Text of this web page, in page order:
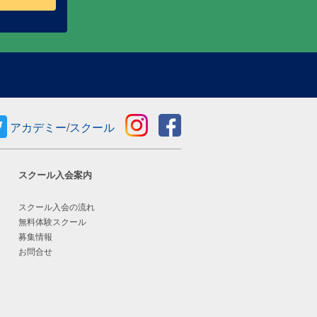
アカデミー/スクール
スクール入会案内
スクール入会の流れ
無料体験スクール
募集情報
お問合せ